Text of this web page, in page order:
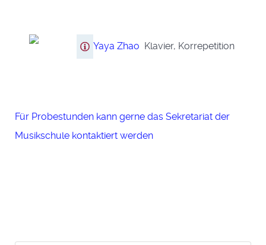
Yaya Zhao Klavier, Korrepetition
Für Probestunden kann gerne das Sekretariat der
Musikschule kontaktiert werden